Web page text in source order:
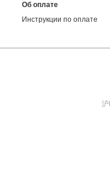
Об оплате
Инструкции по оплате